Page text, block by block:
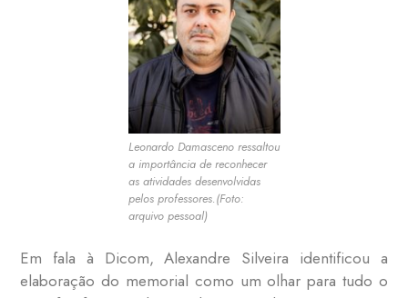
Leonardo Damasceno ressaltou
a importância de reconhecer
as atividades desenvolvidas
pelos professores.(Foto:
arquivo pessoal)
Em fala à Dicom, Alexandre Silveira identificou a
elaboração do memorial como um olhar para tudo o